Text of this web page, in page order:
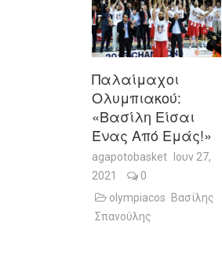
Παλαίμαχοι
Ολυμπιακού:
«Βασίλη Είσαι
Ένας Από Εμάς!»
agapotobasket
Ιουν 27,
2021
0
olympiacos
Βασίλης
Σπανούλης